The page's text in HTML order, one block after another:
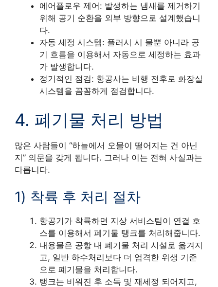
에어플로우 제어: 발생하는 냄새를 제거하기
위해 공기 순환을 외부 방향으로 설계했습니
다.
자동 세정 시스템: 플러시 시 물뿐 아니라 공
기 흐름을 이용해서 자동으로 세정하는 효과
가 발생합니다.
정기적인 점검: 항공사는 비행 전후로 화장실
시스템을 꼼꼼하게 점검합니다.
4. 폐기물 처리 방법
많은 사람들이 “하늘에서 오물이 떨어지는 건 아닌
지” 의문을 갖게 됩니다. 그러나 이는 전혀 사실과는
다릅니다.
1) 착륙 후 처리 절차
항공기가 착륙하면 지상 서비스팀이 연결 호
스를 이용해서 폐기물 탱크를 처리해줍니다.
내용물은 공항 내 폐기물 처리 시설로 옮겨지
고, 일반 하수처리보다 더 엄격한 위생 기준
으로 폐기물을 처리합니다.
탱크는 비워진 후 소독 및 재세정 되어지고,